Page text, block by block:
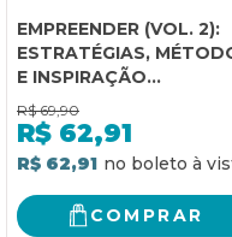
EMPREENDER (VOL. 2):
ESTRATÉGIAS,
E INSPIRAÇÃO
PODEROSA
R$ 69,90
R$ 62,91
R$ 62,91
COMPRAR